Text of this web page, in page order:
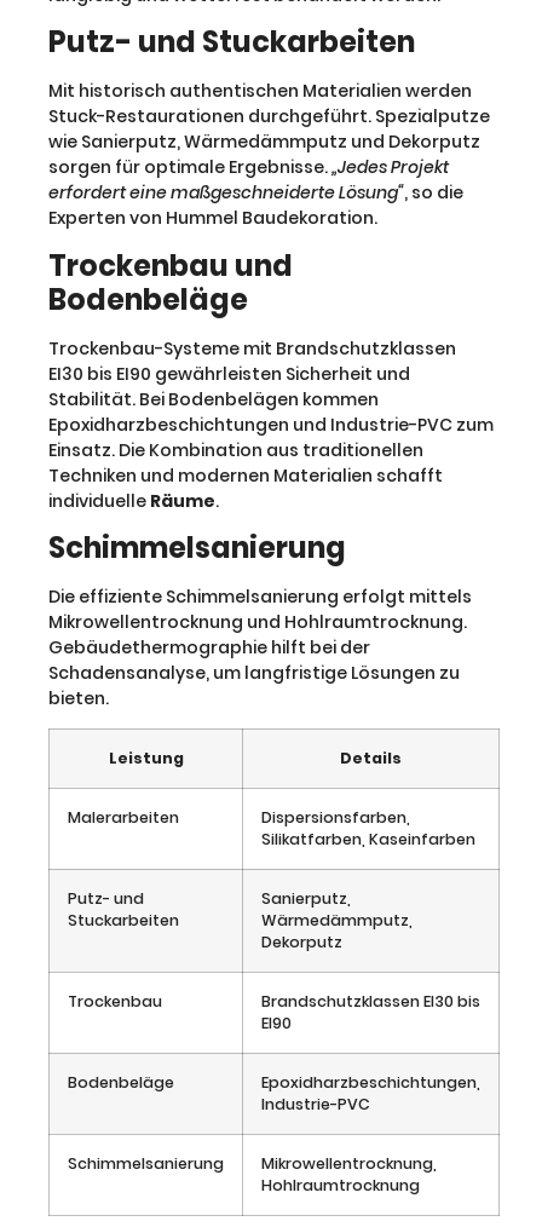
Putz- und Stuckarbeiten
Mit historisch authentischen Materialien werden
Stuck-Restaurationen durchgeführt. Spezialputze
wie Sanierputz, Wärmedämmputz und Dekorputz
sorgen für optimale Ergebnisse.„Jedes Projekt
erfordert eine maßgeschneiderte Lösung“, so die
Experten von Hummel Baudekoration.
Trockenbau und
Bodenbeläge
Trockenbau-Systeme mit Brandschutzklassen
EI30 bis EI90 gewährleisten Sicherheit und
Stabilität. Bei Bodenbelägen kommen
Epoxidharzbeschichtungen und Industrie-PVC zum
Einsatz. Die Kombination aus traditionellen
Techniken und modernen Materialien schafft
individuelle Räume.
Schimmelsanierung
Die effiziente Schimmelsanierung erfolgt mittels
Mikrowellentrocknung und Hohlraumtrocknung.
Gebäudethermographie hilft bei der
Schadensanalyse, um langfristige Lösungen zu
bieten.
Leistung Details
Malerarbeiten
Dispersionsfarben,
Silikatfarben, Kaseinfarben
Putz- und
Stuckarbeiten
Sanierputz,
Wärmedämmputz,
Dekorputz
Trockenbau
Brandschutzklassen EI30 bis
EI90
Bodenbeläge
Epoxidharzbeschichtungen,
Industrie-PVC
Schimmelsanierung
Mikrowellentrocknung,
Hohlraumtrocknung